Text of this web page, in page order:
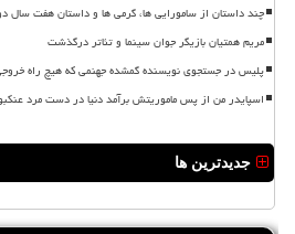
چند داستان از سامورایی ها، گرمی ها و داستان هفت سال
مریم همتیان بازیگر جوان سینما و تئاتر درگذشت
پلیس در جستجوی نویسنده گمشده جهنمی که هیچ راه
اسپایدر من از پس ماموریتش برآمد دنیا در دست مرد
جدیدترین ها